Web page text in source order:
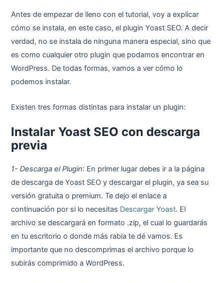
Antes de empezar de lleno con el tutorial, voy a explicar
cómo se instala, en este caso, el plugin Yoast SEO. A decir
verdad, no se instala de ninguna manera especial, sino que
es como cualquier otro plugin que podamos encontrar en
WordPress. De todas formas, vamos a ver cómo lo
podemos instalar.
Existen tres formas distintas para instalar un plugin:
Instalar Yoast SEO con descarga
previa
1- Descarga el Plugin: En primer lugar debes ir a la página
de descarga de Yoast SEO y descargar el plugin, ya sea su
versión gratuita o premium. Te dejo el enlace a
continuación por si lo necesitas Descargar Yoast. El
archivo se descargará en formato .zip, el cual lo guardarás
en tu escritorio o donde más rabia te dé vamos. Es
importante que no descomprimas el archivo porque lo
subirás comprimido a WordPress.